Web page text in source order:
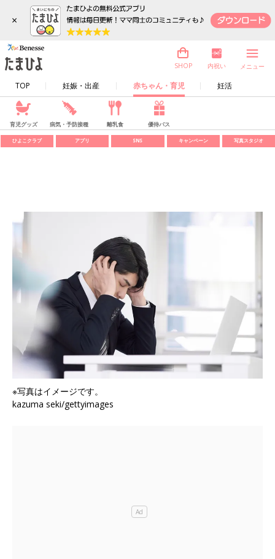
×
TOP 妊娠・出産 赤ちゃん・育児 妊活
SHOP 内祝い メニュー
育児グッズ 病気・予防接種 離乳食 優待パス
ひよこクラブ アプリ SNS キャンペーン 写真スタジオ
※写真はイメージです。
kazuma seki/gettyimages